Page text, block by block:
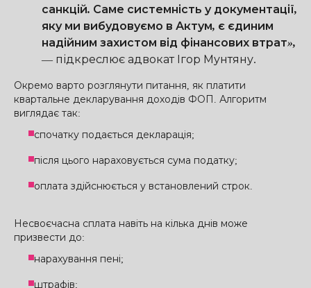
санкцій. Саме системність у документації,
яку ми вибудовуємо в Актум, є єдиним
надійним захистом від фінансових втрат»,
— підкреслює адвокат Ігор Мунтяну.
Окремо варто розглянути питання, як платити
квартальне декларування доходів ФОП. Алгоритм
виглядає так:
спочатку подається декларація;
після цього нараховується сума податку;
оплата здійснюється у встановлений строк.
Несвоєчасна сплата навіть на кілька днів може
призвести до:
нарахування пені;
штрафів;